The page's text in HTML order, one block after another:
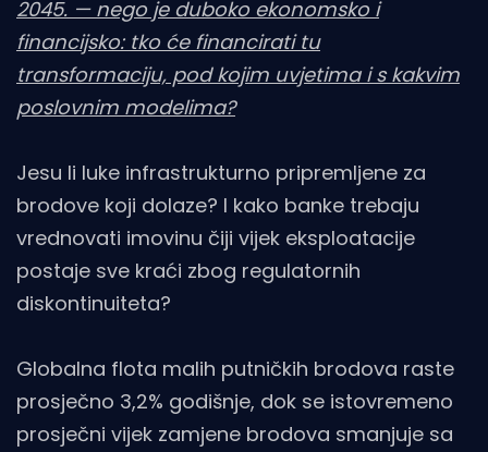
2045. — nego je duboko ekonomsko i
financijsko: tko će financirati tu
transformaciju, pod kojim uvjetima i s kakvim
poslovnim modelima?
Jesu li luke infrastrukturno pripremljene za
brodove koji dolaze? I kako banke trebaju
vrednovati imovinu čiji vijek eksploatacije
postaje sve kraći zbog regulatornih
diskontinuiteta?
Globalna flota malih putničkih brodova raste
prosječno 3,2% godišnje, dok se istovremeno
prosječni vijek zamjene brodova smanjuje sa